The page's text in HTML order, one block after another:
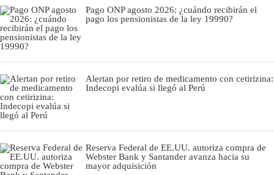
Pago ONP agosto 2026: ¿cuándo recibirán el
pago los pensionistas de la ley 19990?
Alertan por retiro de medicamento con cetirizina:
Indecopi evalúa si llegó al Perú
Reserva Federal de EE.UU. autoriza compra de
Webster Bank y Santander avanza hacia su
mayor adquisición